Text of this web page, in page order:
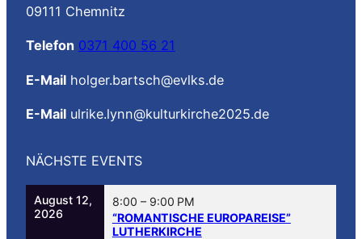
09111 Chemnitz
Telefon 0371 400 56 21
E-Mail holger.bartsch@evlks.de
E-Mail ulrike.lynn@kulturkirche2025.de
NÄCHSTE EVENTS
August 12,
2026
8:00 –9:00 PM
“ROMANTISCHE EUROPAREISE”
LUTHERKIRCHE